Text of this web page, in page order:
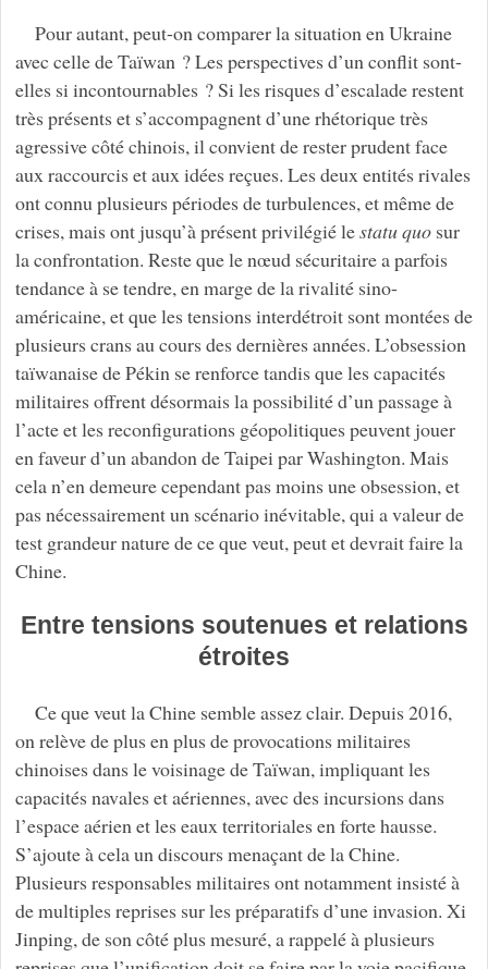
Pour autant, peut-on comparer la situation en Ukraine
avec celle de Taïwan ? Les perspectives d’un conflit sont-
elles si incontournables ? Si les risques d’escalade restent
très présents et s’accompagnent d’une rhétorique très
agressive côté chinois, il convient de rester prudent face
aux raccourcis et aux idées reçues. Les deux entités rivales
ont connu plusieurs périodes de turbulences, et même de
crises, mais ont jusqu’à présent privilégié lestatu quosur
la confrontation. Reste que le nœud sécuritaire a parfois
tendance à se tendre, en marge de la rivalité sino-
américaine, et que les tensions interdétroit sont montées de
plusieurs crans au cours des dernières années. L’obsession
taïwanaise de Pékin se renforce tandis que les capacités
militaires offrent désormais la possibilité d’un passage à
l’acte et les reconfigurations géopolitiques peuvent jouer
en faveur d’un abandon de Taipei par Washington. Mais
cela n’en demeure cependant pas moins une obsession, et
pas nécessairement un scénario inévitable, qui a valeur de
test grandeur nature de ce que veut, peut et devrait faire la
Chine.
Entre tensions soutenues et relations
étroites
Ce que veut la Chine semble assez clair. Depuis 2016,
on relève de plus en plus de provocations militaires
chinoises dans le voisinage de Taïwan, impliquant les
capacités navales et aériennes, avec des incursions dans
l’espace aérien et les eaux territoriales en forte hausse.
S’ajoute à cela un discours menaçant de la Chine.
Plusieurs responsables militaires ont notamment insisté à
de multiples reprises sur les préparatifs d’une invasion. Xi
Jinping, de son côté plus mesuré, a rappelé à plusieurs